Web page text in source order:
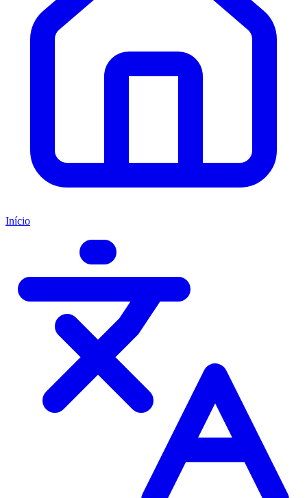
Início